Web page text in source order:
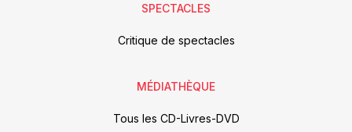
SPECTACLES
Critique de spectacles
MÉDIATHÈQUE
Tous les CD-Livres-DVD